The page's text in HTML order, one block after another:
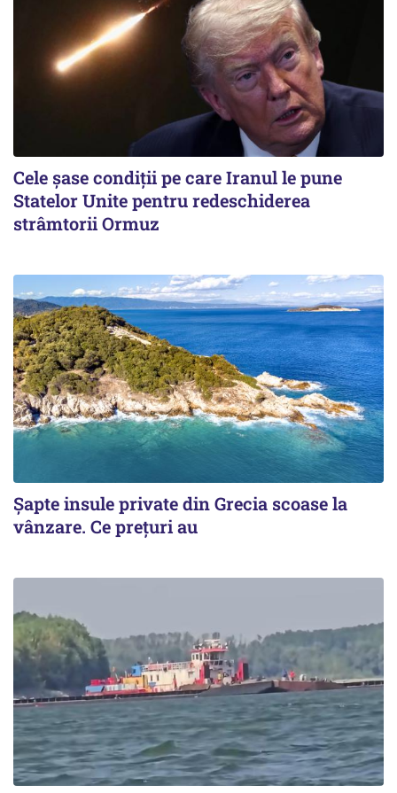
Cele șase condiții pe care Iranul le pune
Statelor Unite pentru redeschiderea
strâmtorii Ormuz
Șapte insule private din Grecia scoase la
vânzare. Ce prețuri au